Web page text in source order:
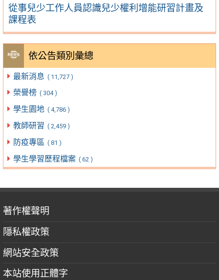
從事兒少工作人員認識兒少權利增能研習計畫及
課程表
依公告類別彙總
最新消息 ( 11,727 )
榮譽榜 ( 304 )
學生園地 ( 4,786 )
教師研習 ( 2,459 )
防疫專區 ( 81 )
學生學習歷程檔案 ( 62 )
著作權聲明
隱私權政策
網站安全政策
本站使用正體字